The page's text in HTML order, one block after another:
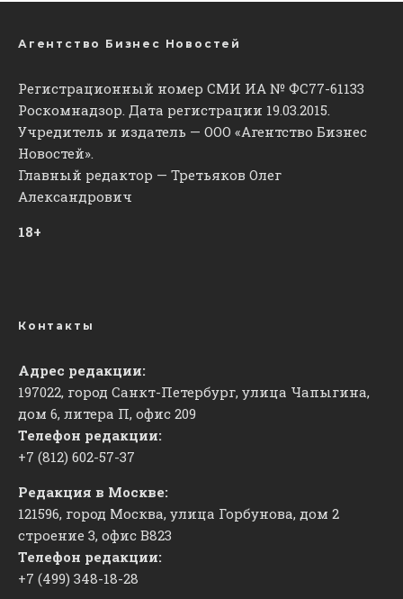
Агентство Бизнес Новостей
Регистрационный номер СМИ ИА № ФС77-61133
Роскомнадзор. Дата регистрации 19.03.2015.
Учредитель и издатель — ООО «Агентство Бизнес
Новостей».
Главный редактор — Третьяков Олег
Александрович
18+
Контакты
Адрес редакции:
197022, город Санкт-Петербург, улица Чапыгина,
дом 6, литера П, офис 209
Телефон редакции:
+7 (812) 602-57-37
Редакция в Москве:
121596, город Москва, улица Горбунова, дом 2
строение 3, офис ​В823
Телефон редакции:
+7 (499) 348-18-28